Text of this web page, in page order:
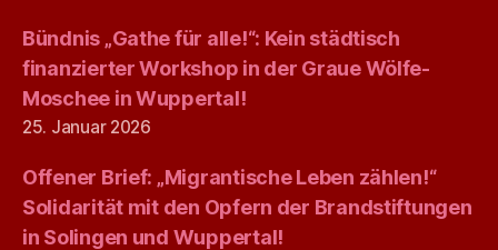
Bündnis „Gathe für alle!“: Kein städtisch
finanzierter Workshop in der Graue Wölfe-
Moschee in Wuppertal!
25. Januar 2026
Offener Brief: „Migrantische Leben zählen!“
Solidarität mit den Opfern der Brandstiftungen
in Solingen und Wuppertal!